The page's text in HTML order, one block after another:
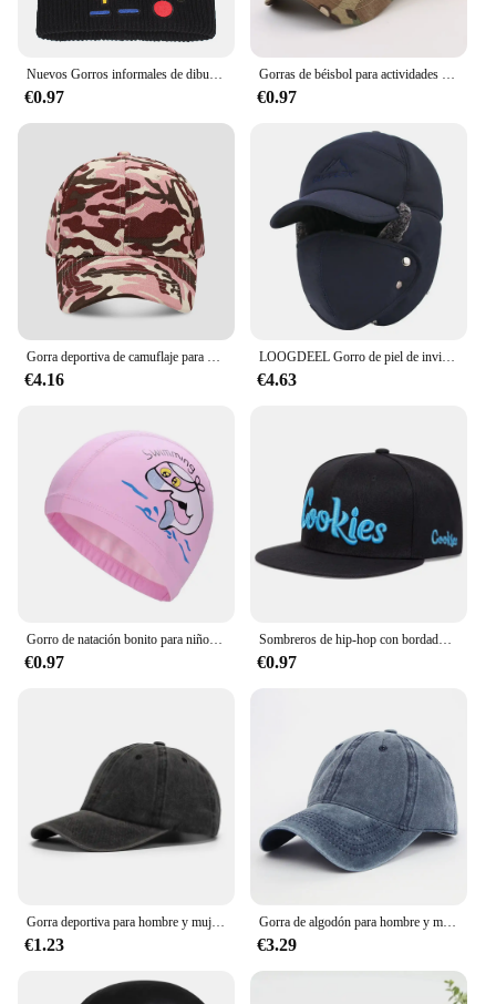
Nuevos Gorros informales de dibujos animados Adventure Time para mujeres y hombres, gorro de Hip Hop, gorro de calavera tejido cálido y encantador, Gorros de esquí
€0.97
Gorras de béisbol para actividades al aire libre, sombreros de camuflaje táctico de combate, Paintball, ajustable, Snapback de verano, hombres y mujeres
€0.97
Gorra deportiva de camuflaje para hombre y mujer, gorro ajustable de camionero, 19 colores, para exteriores
€4.16
LOOGDEEL Gorro de piel de invierno a prueba de viento con ala máscara cálida hombres mujeres motocicleta deportes ciclismo gorra esquí frío Anti-nieve sombreros
€4.63
€0.97
Sombreros de hip-hop con bordado de galletas Unisex, gorras de béisbol informales ajustables para exteriores, sombrero protector solar para primavera y otoño
€0.97
€1.23
Gorra de algodón para hombre y mujer, Gorro deportivo Unisex, color negro, personalizado, venta al por mayor
€3.29